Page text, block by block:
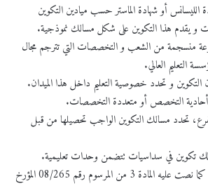
أو شهادة الماستر حسب ميادين التكوين
هذا التكوين على شكل مسالك نموذجية.
منسجمة من الشعب و التخصصات التي تترجم مجال
التعليم العالي.
و تحدد خصوصية التعليم داخل هذا الميدان.
التخصص أو متعددة التخصصات.
تحدد مسالك التكوين الواجب تحصيلها من قبل
تكوين في سداسيات تتضمن وحدات تعليمية.
– تتكون الوحدة التعليمية كما نصت عليه المادة 3 من المرسوم رقم 08/265 المؤرخ